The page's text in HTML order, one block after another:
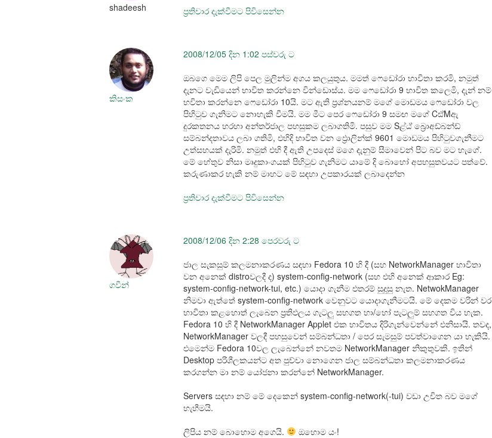
shadeesh
ප්‍රතිචාර දැක්වීමට පිවිසෙන්න
කිසංක
2008/12/05 දින 1:02 පස්වරු ට
ඔබගෙ මෙම ලිපි පෙල මුලින්ම අගය කලයුතුය. මමත් ෆෙඩෝරා භාවිතා කරමි, නමුත්
දැනට වැඩියෙන් භාවිත කරන්නෙ වින්ඩොස්ය. මම ෆෙඩෝරා 9 භාවිත කලෙමි, දැන් නම්
භවිතා කරන්නෙ ෆෙඩෝරා 10යි. මට ඇති ප්‍රශ්නයනම් මගේ මොඩමය ෆෙඩෝරා වල
පිහිටුව ගැනිමට නොහැකි වීමයි. මම මීට පෙර ෆෙඩෝරා 9 සමඟ මගේ Cඪ්Mඇ
දුරකතනය හරහා අන්තර්ජාල පහසුකම ලබාගතිමි. පසුව මම Sළ්ඨ් බ්‍රොඅඩ්බන්ඩ්
සම්බන්දතාවය ලබා ගතිමි, එහිදි භාවිත වන ඵ්‍රොලින්ක් 9601 මොඩමය පිහිටුවගැනීමට
උත්සහයක් දැරිමි. නමුත් එහි දී ඇති උපදෙස් මගෙ දැනුම් සීමාවෙන් පිට බව මට හැගේ.
මේ හේතුව නිසා මෘදුකාංගයක් පිහිටුව ගැනිමට යාමේ දි බොහෝ අපහසුතවයට පත්වේ.
කරුණාකර හැකි නම් මාහට මේ සඳහා උපකාරයක් ලබාදෙන්න
ප්‍රතිචාර දැක්වීමට පිවිසෙන්න
ගවීන්
2008/12/06 දින 2:28 පෙරවරු ට
ජාල සැකසුම් කලමනාකරණය සඳහා Fedora 10 හි දී (සහ NetworkManager භාවිතා
වන අනෙක් distroවලදී ද) system-config-network (සහ එහි අනෙක් ආකාර Eg:
system-config-network-tui, etc.) යොදා ගැනීම එතරම් සුදුසු නැත. NetwokManager
නිමවා ඇත්තේ system-config-network වෙනුවට යොදාගැනීමටයි. මේ දෙකම වරින් වර
භාවිතා කළහොත් ලැබෙන ප්‍රතිඵලය ගැටලු සහගත හා/හෝ පැටලුම් සහගත විය හැක.
Fedora 10 හි දී NetworkManager Applet එක භාවිතය දිරිගැන්වෙන්නේ එනිසායි. තවද,
NetworkManager වලදී පහසුවෙන් සම්බන්ධතා / පෙර සැමසුම් පවත්වාගෙන යා හැකියි.
එමෙන්ම Fedora 10වල ලැබෙන්නේ නවතම NetworkManager නිකුතුවකි. ඉතින්
Desktop පරිශීලකයන්ට අත පුච්චා නොගෙන ජාල සම්බන්ධතා කලමනාකරණය
කරගන්න මා නම් යෝජනා කරන්නේ NetworkManager.
Servers සඳහා නම් මේ දෙකෙන් system-config-network(-tui) වඩා උචිත බව මගේ
හැහීමයි.
ලිපිය නම් බොහොම අගෙයි.
ඔහොම යං!